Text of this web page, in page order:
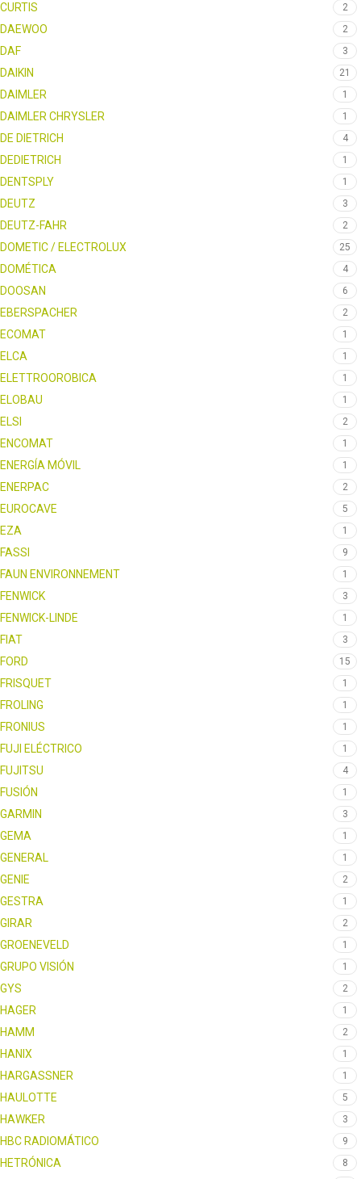
CURTIS 2
DAEWOO 2
DAF 3
DAIKIN 21
DAIMLER 1
DAIMLER CHRYSLER 1
DE DIETRICH 4
DEDIETRICH 1
DENTSPLY 1
DEUTZ 3
DEUTZ-FAHR 2
DOMETIC / ELECTROLUX 25
DOMÉTICA 4
DOOSAN 6
EBERSPACHER 2
ECOMAT 1
ELCA 1
ELETTROOROBICA 1
ELOBAU 1
ELSI 2
ENCOMAT 1
ENERGÍA MÓVIL 1
ENERPAC 2
EUROCAVE 5
EZA 1
FASSI 9
FAUN ENVIRONNEMENT 1
FENWICK 3
FENWICK-LINDE 1
FIAT 3
FORD 15
FRISQUET 1
FROLING 1
FRONIUS 1
FUJI ELÉCTRICO 1
FUJITSU 4
FUSIÓN 1
GARMIN 3
GEMA 1
GENERAL 1
GENIE 2
GESTRA 1
GIRAR 2
GROENEVELD 1
GRUPO VISIÓN 1
GYS 2
HAGER 1
HAMM 2
HANIX 1
HARGASSNER 1
HAULOTTE 5
HAWKER 3
HBC RADIOMÁTICO 9
HETRÓNICA 8